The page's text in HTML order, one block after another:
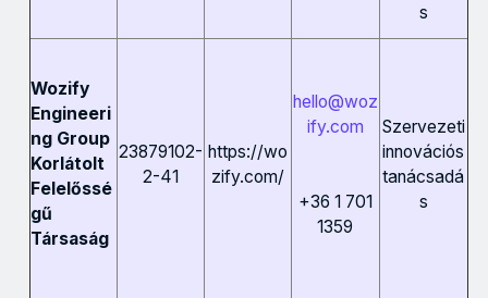
s
Wozify
Engineeri
ng Group
Korlátolt
Felelőssé
gű
Társaság
23879102-
2-41
https://wo
zify.com/
hello@woz
ify.com
+36 1 701
1359
Szervezeti
innovációs
tanácsadá
s